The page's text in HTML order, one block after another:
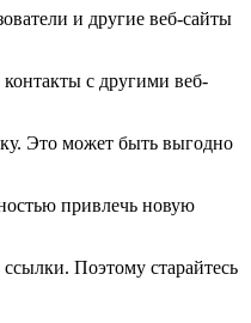
и другие веб-сайты
с другими веб-
Это может быть выгодно
привлечь новую
Поэтому старайтесь